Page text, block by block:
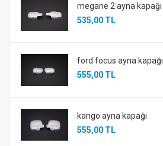
megane 2 ayna kapağı
535,00 TL
ford focus ayna kapağı
555,00 TL
kango ayna kapağı
555,00 TL